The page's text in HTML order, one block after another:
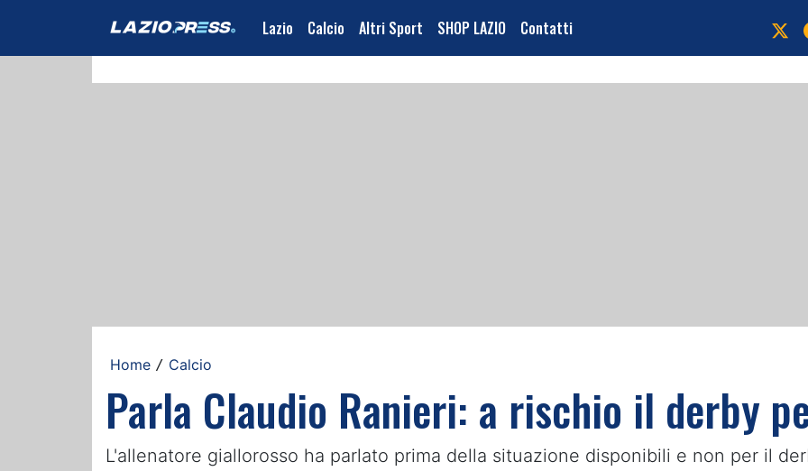
Lazio Calcio Altri Sport SHOP LAZIO Contatti
Home / Calcio
Parla Claudio Ranieri: a rischio il derby
L'allenatore giallorosso ha parlato prima della situazione disponibili e non per il